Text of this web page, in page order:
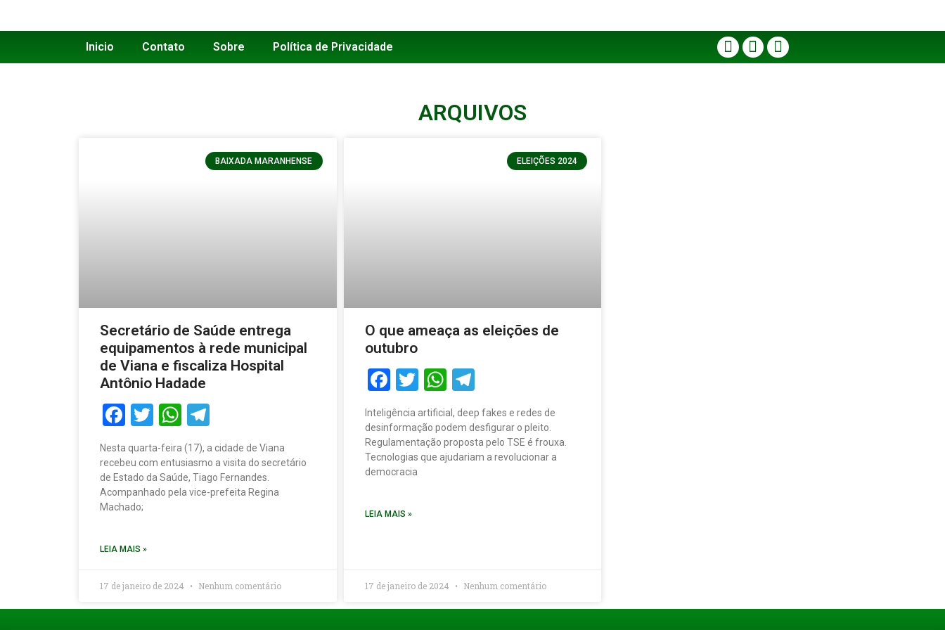
Inicio Contato Sobre Política de Privacidade
ARQUIVOS
BAIXADA MARANHENSE
Secretário de Saúde entrega
equipamentos à rede municipal
de Viana e fiscaliza Hospital
Antônio Hadade
Facebook
TwitterWhatsApp
Nesta quarta-feira (17), a cidade de Viana
recebeu com entusiasmo a visita do secretário
de Estado da Saúde, Tiago Fernandes.
Acompanhado pela vice-prefeita Regina
Machado;
LEIA MAIS »
17 de janeiro de 2024 Nenhum comentário
ELEIÇÕES 2024
O que ameaça as eleições de
outubro
Facebook
Twitter
WhatsApp
Telegram
Inteligência artificial, deep fakes e redes de
desinformação podem desfigurar o pleito.
Regulamentação proposta pelo TSE é frouxa.
Tecnologias que ajudariam a revolucionar a
democracia
LEIA MAIS »
17 de janeiro de 2024 Nenhum comentário